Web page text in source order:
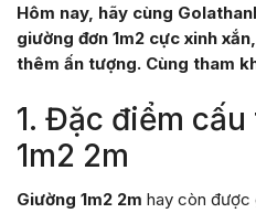
Hôm nay, hãy cùng
giường đơn 1m2 cực xinh
thêm ấn tượng. Cùng tham
1. Đặc điểm
1m2 2m
Giường 1m2 2m hay còn được